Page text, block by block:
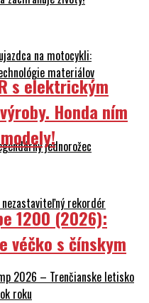
na motocykli:
materiálov
jednorožec
rekordér
2026 – Trenčianske letisko
roku
s elektrickým
Honda ním
1200 (2026):
véčko s čínskym